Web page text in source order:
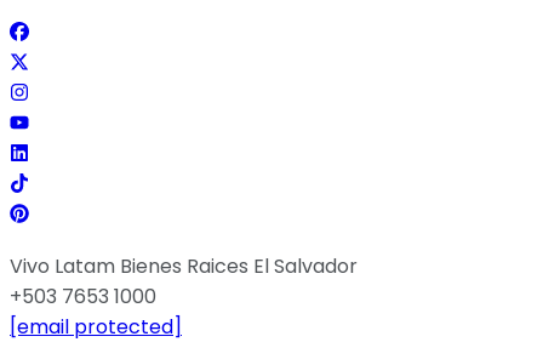
Vivo Latam Bienes Raices El Salvador
+503 7653 1000
[email protected]